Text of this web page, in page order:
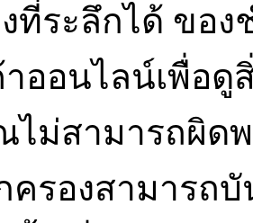
ที่ระลึกได้ ขอ
ออนไลน์เพื่อ
ม่สามารถผิด
ครองสามารถ